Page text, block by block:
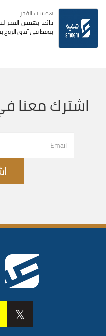
همسات الفجر
دائما يهمس الفجر
يوقظ في آفاق الروح
اشترك معنا